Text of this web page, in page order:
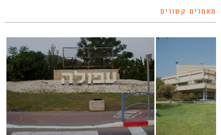
מאמרים קשורים